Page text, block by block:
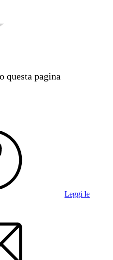
questa pagina
Leggi le